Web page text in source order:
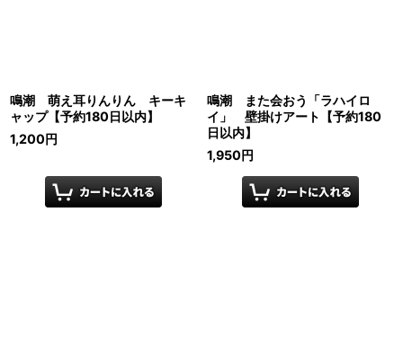
鳴潮 萌え耳りんりん キーキ
ャップ【予約180日以内】
1,200円
鳴潮 また会おう「ラハイロ
イ」 壁掛けアート【予約180
日以内】
1,950円